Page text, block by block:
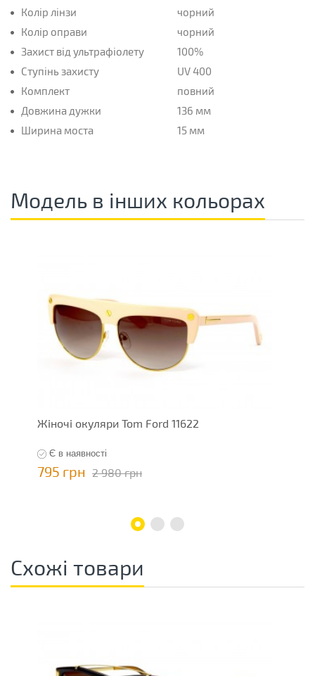
Колір лінзи
чорний
Колір оправи
чорний
Захист від ультрафіолету
100%
Ступінь захисту
UV 400
Комплект
повний
Довжина дужки
136 мм
Ширина моста
15 мм
Модель в інших кольорах
Жіночі окуляри Tom Ford 11622
Є в наявності
795 грн 2 980 грн
Схожі товари